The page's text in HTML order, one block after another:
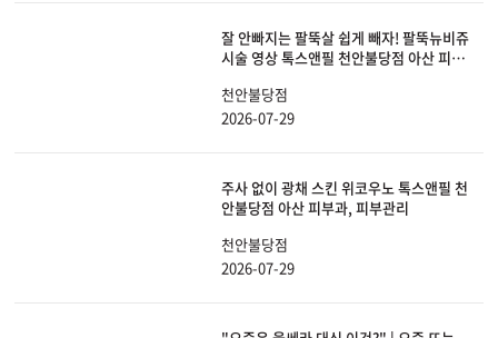
잘 안빠지는 팔뚝살 쉽게 빼자! 팔뚝뉴비쥬
시술 영상 톡스앤필 천안불당점 아산 피부
천안불당점
2026-07-29
주사 없이 광채 스킨 위코우노 톡스앤필 천
안불당점 아산 피부과, 피부관리
천안불당점
2026-07-29